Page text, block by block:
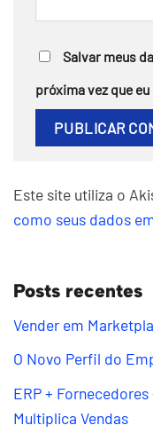
Salvar meus
próxima vez que
Este site utiliza o
como seus dados
Posts recentes
Vender em
O Novo Perfil do
ERP +
Multiplica Vendas